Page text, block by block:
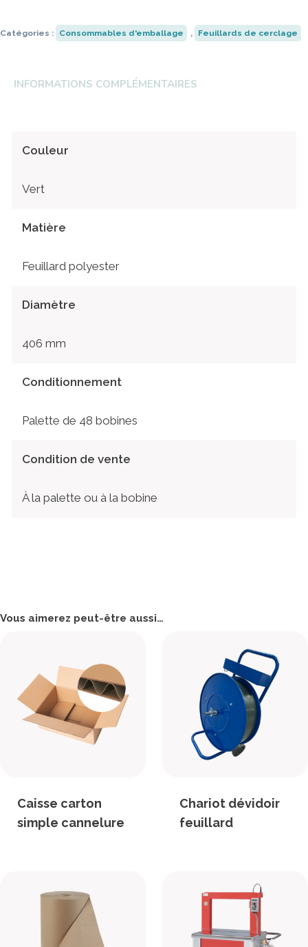
Catégories : Consommables d'emballage , Feuillards de cerclage
INFORMATIONS COMPLÉMENTAIRES
Couleur
Vert
Matière
Feuillard polyester
Diamètre
406 mm
Conditionnement
Palette de 48 bobines
Condition de vente
À la palette ou à la bobine
Vous aimerez peut-être aussi…
Caisse carton
simple cannelure
Chariot dévidoir
feuillard